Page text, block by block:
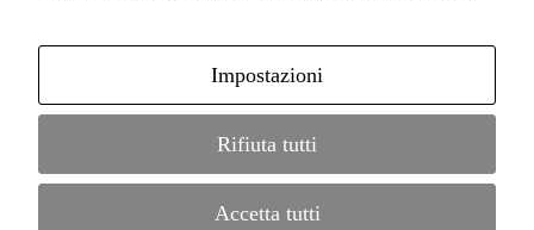
Copyright © 2021 Istituto di alta Formazione
Conservatorio Claudio Monteverdi • webdesign by
MD Service•informazione legale•protezione dati
Impostazioni
Rifiuta tutti
Accetta tutti
di
la
funzionalità
struttura del
sito web, in